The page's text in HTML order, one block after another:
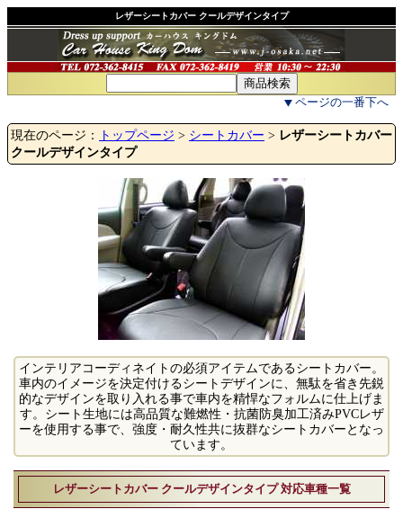
レザーシートカバー クールデザインタイプ
ページの一番下へ
現在のページ： トップページ > シートカバー > レザーシートカバー
クールデザインタイプ
インテリアコーディネイトの必須アイテムであるシートカバー。
車内のイメージを決定付けるシートデザインに、無駄を省き先鋭
的なデザインを取り入れる事で車内を精悍なフォルムに仕上げま
す。シート生地には高品質な難燃性・抗菌防臭加工済みPVCレザ
ーを使用する事で、強度・耐久性共に抜群なシートカバーとなっ
ています。
レザーシートカバー クールデザインタイプ 対応車種一覧